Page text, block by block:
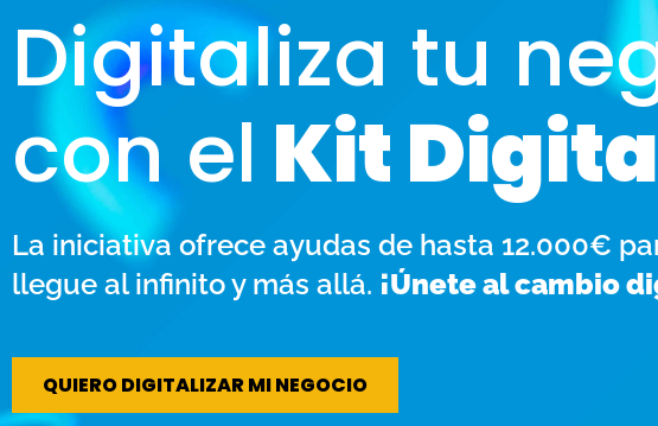
Digitaliza tu
con el Kit
La iniciativa ofrece ayudas de hasta 12.000€
llegue al infinito y más allá. ¡Únete al cambio
QUIERO DIGITALIZAR MI NEGOCIO